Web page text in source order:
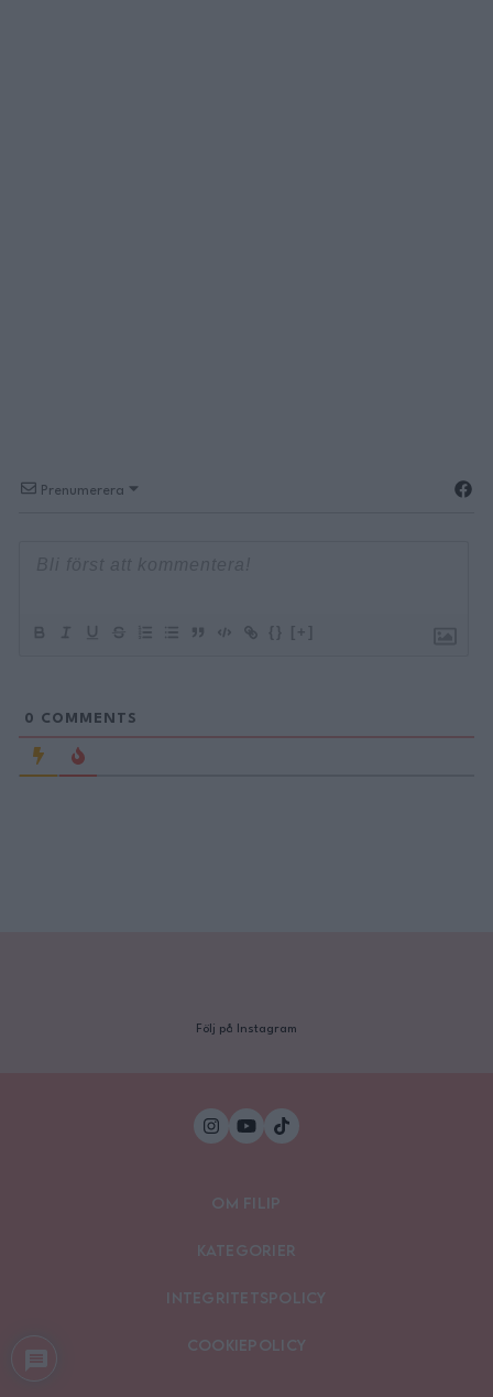
Prenumerera
{} [+]
0 COMMENTS
Följ på Instagram
Om Filip
Kategorier
Integritetspolicy
Cookiepolicy